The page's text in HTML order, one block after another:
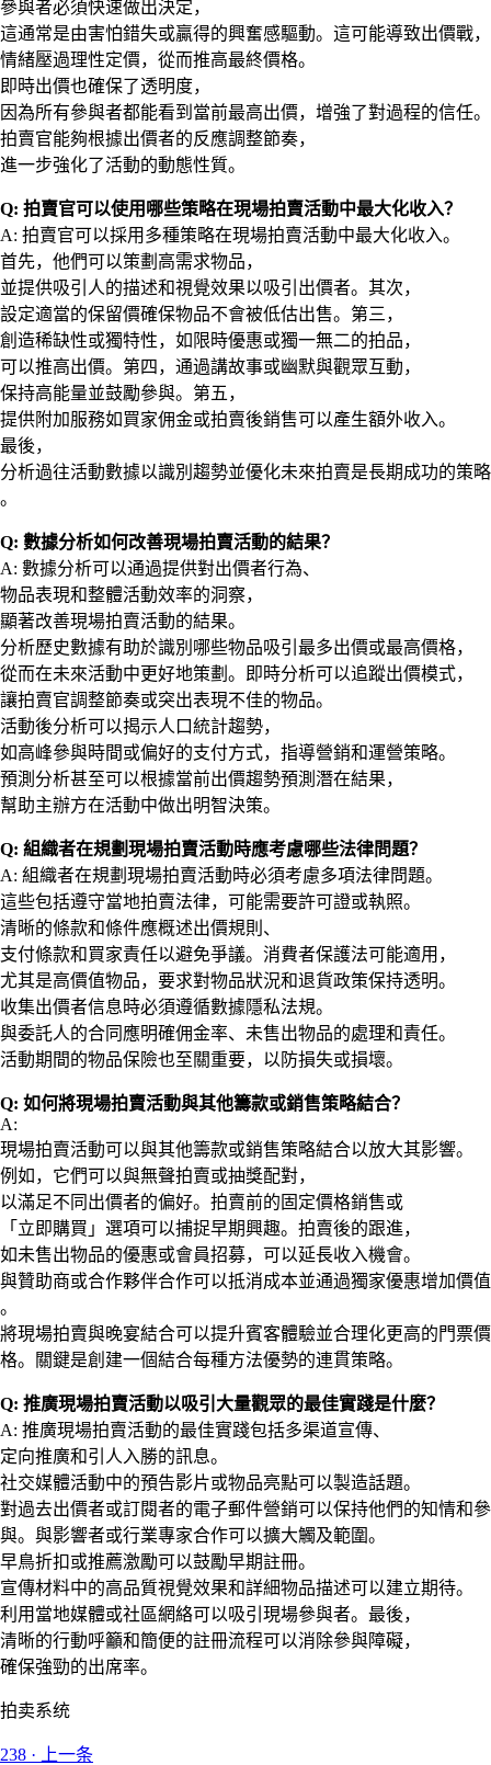
參與者必須快速做出決定，
這通常是由害怕錯失或贏得的興奮感驅動。這可能導致出價戰，
情緒壓過理性定價，從而推高最終價格。
即時出價也確保了透明度，
因為所有參與者都能看到當前最高出價，增強了對過程的信任。
拍賣官能夠根據出價者的反應調整節奏，
進一步強化了活動的動態性質。
Q: 拍賣官可以使用哪些策略在現場拍賣活動中最大化收入？
A: 拍賣官可以採用多種策略在現場拍賣活動中最大化收入。
首先，他們可以策劃高需求物品，
並提供吸引人的描述和視覺效果以吸引出價者。其次，
設定適當的保留價確保物品不會被低估出售。第三，
創造稀缺性或獨特性，如限時優惠或獨一無二的拍品，
可以推高出價。第四，通過講故事或幽默與觀眾互動，
保持高能量並鼓勵參與。第五，
提供附加服務如買家佣金或拍賣後銷售可以產生額外收入。
最後，
分析過往活動數據以識別趨勢並優化未來拍賣是長期成功的策略
。
Q: 數據分析如何改善現場拍賣活動的結果？
A: 數據分析可以通過提供對出價者行為、
物品表現和整體活動效率的洞察，
顯著改善現場拍賣活動的結果。
分析歷史數據有助於識別哪些物品吸引最多出價或最高價格，
從而在未來活動中更好地策劃。即時分析可以追蹤出價模式，
讓拍賣官調整節奏或突出表現不佳的物品。
活動後分析可以揭示人口統計趨勢，
如高峰參與時間或偏好的支付方式，指導營銷和運營策略。
預測分析甚至可以根據當前出價趨勢預測潛在結果，
幫助主辦方在活動中做出明智決策。
Q: 組織者在規劃現場拍賣活動時應考慮哪些法律問題？
A: 組織者在規劃現場拍賣活動時必須考慮多項法律問題。
這些包括遵守當地拍賣法律，可能需要許可證或執照。
清晰的條款和條件應概述出價規則、
支付條款和買家責任以避免爭議。消費者保護法可能適用，
尤其是高價值物品，要求對物品狀況和退貨政策保持透明。
收集出價者信息時必須遵循數據隱私法規。
與委託人的合同應明確佣金率、未售出物品的處理和責任。
活動期間的物品保險也至關重要，以防損失或損壞。
Q: 如何將現場拍賣活動與其他籌款或銷售策略結合？
A:
現場拍賣活動可以與其他籌款或銷售策略結合以放大其影響。
例如，它們可以與無聲拍賣或抽獎配對，
以滿足不同出價者的偏好。拍賣前的固定價格銷售或
「立即購買」選項可以捕捉早期興趣。拍賣後的跟進，
如未售出物品的優惠或會員招募，可以延長收入機會。
與贊助商或合作夥伴合作可以抵消成本並通過獨家優惠增加價值
。
將現場拍賣與晚宴結合可以提升賓客體驗並合理化更高的門票價
格。關鍵是創建一個結合每種方法優勢的連貫策略。
Q: 推廣現場拍賣活動以吸引大量觀眾的最佳實踐是什麼？
A: 推廣現場拍賣活動的最佳實踐包括多渠道宣傳、
定向推廣和引人入勝的訊息。
社交媒體活動中的預告影片或物品亮點可以製造話題。
對過去出價者或訂閱者的電子郵件營銷可以保持他們的知情和參
與。與影響者或行業專家合作可以擴大觸及範圍。
早鳥折扣或推薦激勵可以鼓勵早期註冊。
宣傳材料中的高品質視覺效果和詳細物品描述可以建立期待。
利用當地媒體或社區網絡可以吸引現場參與者。最後，
清晰的行動呼籲和簡便的註冊流程可以消除參與障礙，
確保強勁的出席率。
拍卖系统
238 · 上一条